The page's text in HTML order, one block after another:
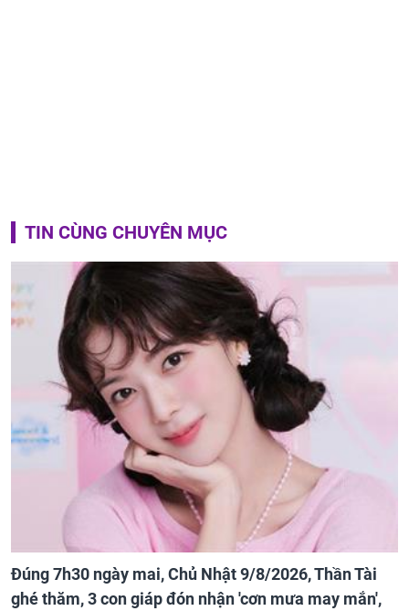
TIN CÙNG CHUYÊN MỤC
Đúng 7h30 ngày mai, Chủ Nhật 9/8/2026, Thần Tài
ghé thăm, 3 con giáp đón nhận 'cơn mưa may mắn',